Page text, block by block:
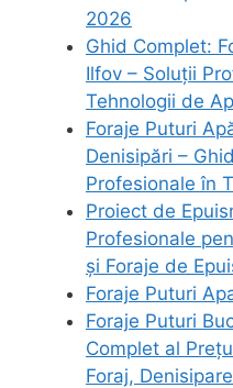
2026
Ghid Complet:
Ilfov – Soluții
Tehnologii de
Foraje Puturi
Denisipări –
Profesionale în
Proiect de
Profesionale
și Foraje de
Foraje Puturi
Foraje Puturi
Complet al
Foraj,